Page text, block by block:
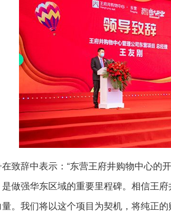
辞中表示：“东营王府井购物中心的
做强华东区域的重要里程碑。相信王
。我们将以这个项目为契机，将纯正